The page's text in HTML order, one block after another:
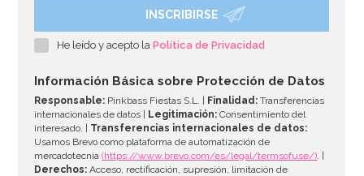
INSCRIBIRSE
He leído y acepto laPolítica de Privacidad
Información Básica sobre Protección de Datos
Responsable: Pinkbass Fiestas S.L. | Finalidad: Transferencias
internacionales de datos |
Legitimación: Consentimiento del
interesado. | Transferencias internacionales de datos:
Usamos Brevo como plataforma de automatización de
mercadotecnia(https://www.brevo.com/es/legal/termsofuse/). |
Derechos: Acceso, rectificación, supresión, limitación de